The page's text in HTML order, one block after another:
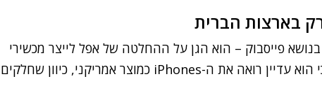
בארצות הברית
פייסבוק – הוא הגן על ההחלטה של אפל לייצר מכשירי
iPhones בסין ולא בארצות הברית, ואמר כי הוא עדיין רואה את ה-iPhones כמוצר אמריקני, כיוון שחלקים